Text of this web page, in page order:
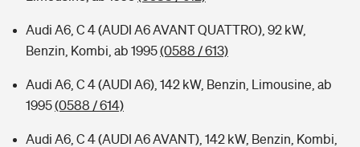
Audi A6, C 4 (AUDI A6 AVANT QUATTRO), 92 kW,
Benzin, Kombi, ab 1995(0588 / 613)
Audi A6, C 4 (AUDI A6), 142 kW, Benzin, Limousine, ab
1995(0588 / 614)
Audi A6, C 4 (AUDI A6 AVANT), 142 kW, Benzin, Kombi,